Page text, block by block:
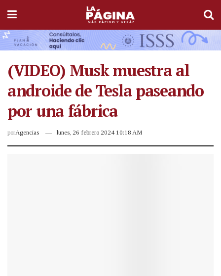
(VIDEO) Musk muestra al
androide de Tesla paseando
por una fábrica
porAgencias lunes, 26 febrero 2024 10:18 AM